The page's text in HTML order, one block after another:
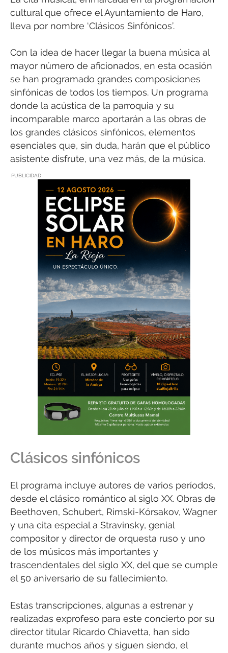
cultural que ofrece el Ayuntamiento de Haro,
lleva por nombre ‘Clásicos Sinfónicos’.
Con la idea de hacer llegar la buena música al
mayor número de aficionados, en esta ocasión
se han programado grandes composiciones
sinfónicas de todos los tiempos. Un programa
donde la acústica de la parroquia y su
incomparable marco aportarán a las obras de
los grandes clásicos sinfónicos, elementos
esenciales que, sin duda, harán que el público
asistente disfrute, una vez más, de la música.
PUBLICIDAD
Clásicos sinfónicos
El programa incluye autores de varios períodos,
desde el clásico romántico al siglo XX. Obras de
Beethoven, Schubert, Rimski-Kórsakov, Wagner
y una cita especial a Stravinsky, genial
compositor y director de orquesta ruso y uno
de los músicos más importantes y
trascendentales del siglo XX, del que se cumple
el 50 aniversario de su fallecimiento.
Estas transcripciones, algunas a estrenar y
realizadas exprofeso para este concierto por su
director titular Ricardo Chiavetta, han sido
durante muchos años y siguen siendo, el